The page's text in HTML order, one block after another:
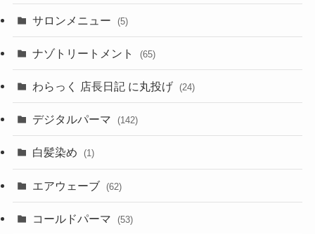
サロンメニュー (5)
ナゾトリートメント (65)
わらっく 店長日記 に丸投げ (24)
デジタルパーマ (142)
白髪染め (1)
エアウェーブ (62)
コールドパーマ (53)